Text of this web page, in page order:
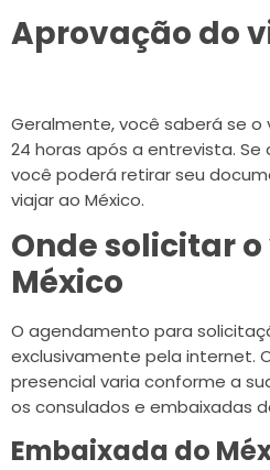
Aprovação do
Geralmente, você saberá se
24 horas após a entrevista.
você poderá retirar seu
viajar ao México.
Onde solicitar
México
O agendamento para
exclusivamente pela internet.
presencial varia conforme a
os consulados e embaixadas
Embaixada do